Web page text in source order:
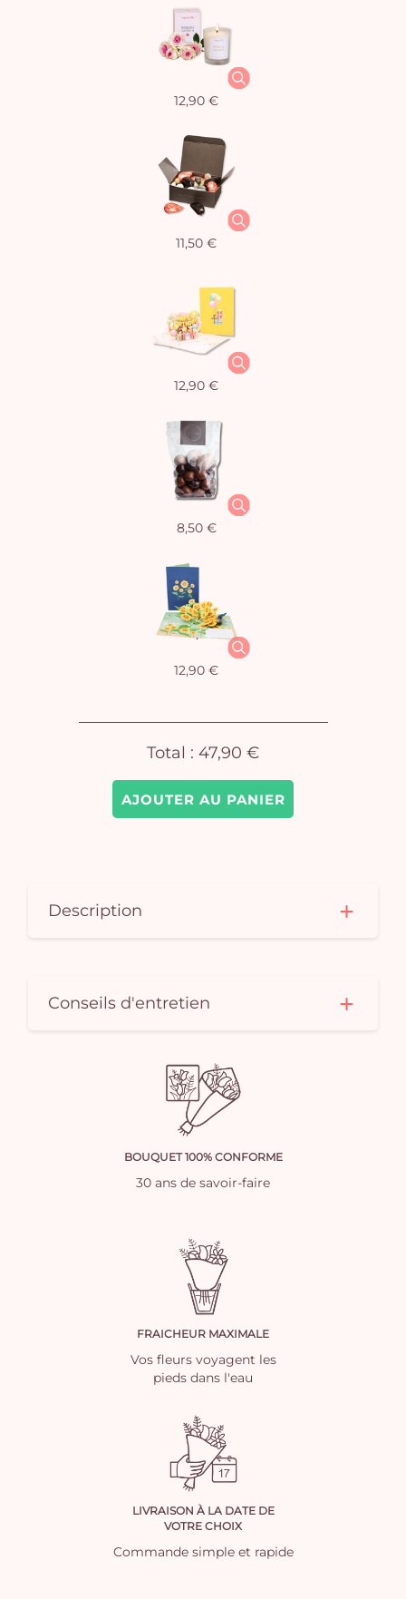
AJOUTER AU PANIER
12,90 €
11,50 €
12,90 €
8,50 €
12,90 €
Total : 47,90 €
Description
Conseils d'entretien
BOUQUET 100% CONFORME
30 ans de savoir-faire
FRAICHEUR MAXIMALE
Vos fleurs voyagent les
pieds dans l'eau
LIVRAISON À LA DATE DE
VOTRE CHOIX
Commande simple et rapide